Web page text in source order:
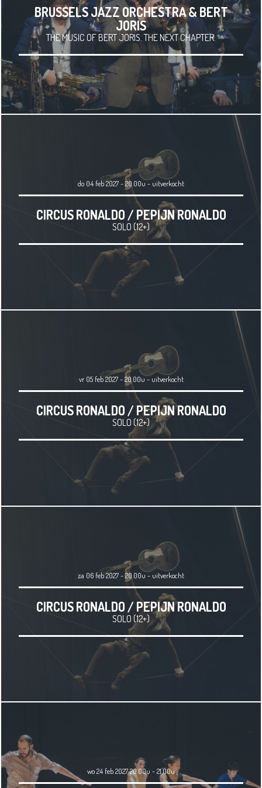
BRUSSELS JAZZ ORCHESTRA & BERT
JORIS
THE MUSIC OF BERT JORIS. THE NEXT CHAPTER.
do 04 feb 2027 - 20.00u-uitverkocht
CIRCUS RONALDO / PEPIJN RONALDO
SOLO (12+)
vr 05 feb 2027 - 20.00u- uitverkocht
CIRCUS RONALDO / PEPIJN RONALDO
SOLO (12+)
za 06 feb 2027 - 20.00u-uitverkocht
CIRCUS RONALDO / PEPIJN RONALDO
SOLO (12+)
wo 24 feb 2027 20.00u - 21.00u